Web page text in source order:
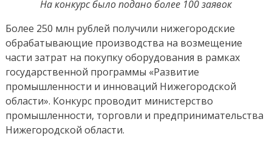
250
млн
рублей
получили
нижегородские
компании
для
На конкурс было подано более 100 заявок
Более 250 млн рублей получили нижегородские
обрабатывающие производства на возмещение
части затрат на покупку оборудования в рамках
государственной программы «Развитие
промышленности и инноваций Нижегородской
области». Конкурс проводит министерство
промышленности, торговли и предпринимательства
Нижегородской области.